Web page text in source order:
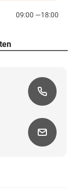
09:00 —18:00